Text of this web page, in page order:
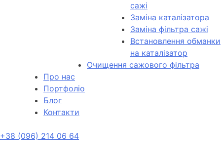
сажі
Заміна каталізатора
Заміна фільтра сажі
Встановлення обманки
на каталізатор
Очищення сажового фільтра
Про нас
Портфоліо
Блог
Контакти
+38 (096) 214 06 64